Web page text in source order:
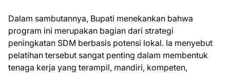
Dalam sambutannya, Bupati menekankan bahwa
program ini merupakan bagian dari strategi
peningkatan SDM berbasis potensi lokal. Ia menyebut
pelatihan tersebut sangat penting dalam membentuk
tenaga kerja yang terampil, mandiri, kompeten,